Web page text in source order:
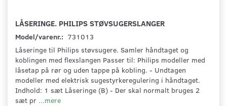
LÅSERINGE. PHILIPS STØVSUGERSLANGER
Model/varenr.: 731013
Låseringe til Philips støvsugere. Samler håndtaget og
koblingen med flexslangen Passer til: Philips modeller med
låsetap på rør og uden tappe på kobling. - Undtagen
modeller med elektrisk sugestyrkeregulering i håndtaget.
Indhold: 1 sæt Låseringe (B) - Der skal normalt bruges 2
sæt pr ...mere